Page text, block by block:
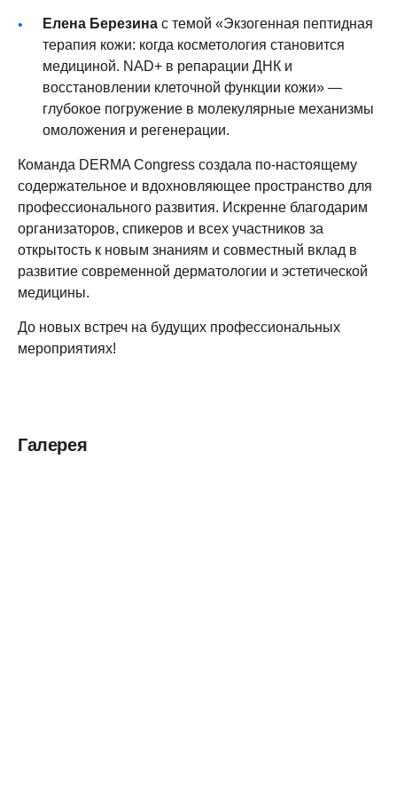
Елена Березина с темой «Экзогенная пептидная
терапия кожи: когда косметология становится
медициной. NAD+ в репарации ДНК и
восстановлении клеточной функции кожи» —
глубокое погружение в молекулярные механизмы
омоложения и регенерации.
Команда DERMA Congress создала по-настоящему
содержательное и вдохновляющее пространство для
профессионального развития. Искренне благодарим
организаторов, спикеров и всех участников за
открытость к новым знаниям и совместный вклад в
развитие современной дерматологии и эстетической
медицины.
До новых встреч на будущих профессиональных
мероприятиях!
Галерея